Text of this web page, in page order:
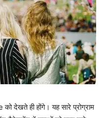
देखते ही होंगे। यह सारे प्रोग्राम